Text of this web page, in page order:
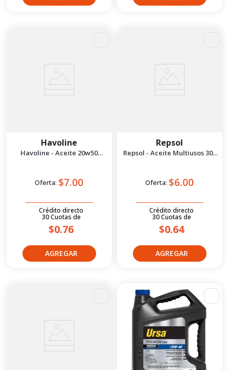
Havoline
Havoline - Aceite 20w50
Oferta: $7.00
Crédito directo
30Cuotas de
$0.76
Repsol
Repsol - Aceite Multiusos 300
Oferta: $6.00
Crédito directo
30Cuotas de
$0.64